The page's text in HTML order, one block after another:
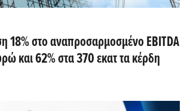
18% στο αναπροσαρμοσμένο EBITDA
και 62% στα 370 εκατ τα κέρδη